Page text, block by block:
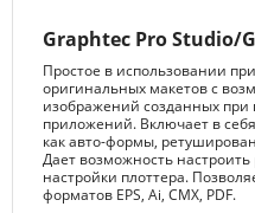
Graphtec Pro Studio/
Простое в использовании
оригинальных макетов с
изображений созданных
приложений. Включает в
как авто-формы,
Дает возможность
настройки плоттера.
форматов EPS, Ai, CMX, PDF.